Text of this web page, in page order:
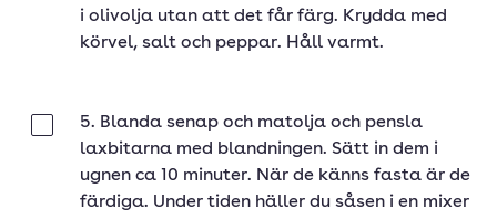
i olivolja utan att det får färg. Krydda med
körvel, salt och peppar. Håll varmt.
5. Blanda senap och matolja och pensla
laxbitarna med blandningen. Sätt in dem i
ugnen ca 10 minuter. När de känns fasta är de
färdiga. Under tiden häller du såsen i en mixer